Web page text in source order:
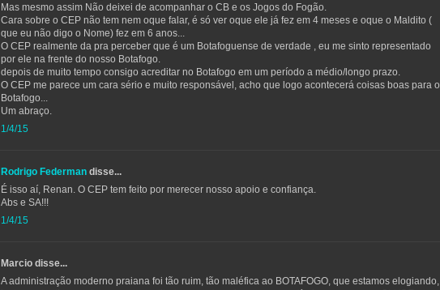
Mas mesmo assim Não deixei de acompanhar o CB e os Jogos do Fogão.
Cara sobre o CEP não tem nem oque falar, é só ver oque ele já fez em 4 meses e oque o Maldito (
que eu não digo o Nome) fez em 6 anos...
O CEP realmente da pra perceber que é um Botafoguense de verdade , eu me sinto representado
por ele na frente do nosso Botafogo.
depois de muito tempo consigo acreditar no Botafogo em um período a médio/longo prazo.
O CEP me parece um cara sério e muito responsável, acho que logo acontecerá coisas boas para o
Botafogo...
Um abraço.
1/4/15
Rodrigo Federman disse...
É isso aí, Renan. O CEP tem feito por merecer nosso apoio e confiança.
Abs e SA!!!
1/4/15
Marcio disse...
A administração moderno praiana foi tão ruim, tão maléfica ao BOTAFOGO, que estamos elogiando,